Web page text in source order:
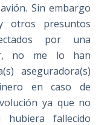
Sin embargo
otros presuntos
por una
no me lo han
aseguradora(s)
en caso de
ya que no
fallecido